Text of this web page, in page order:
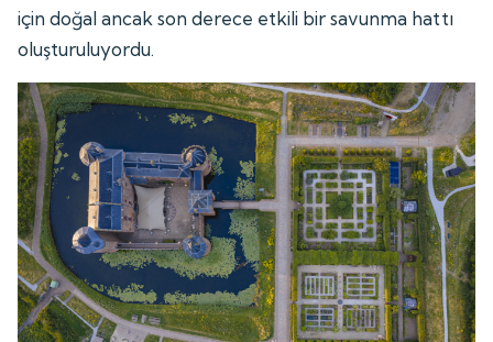
için doğal ancak son derece etkili bir savunma hattı
oluşturuluyordu.